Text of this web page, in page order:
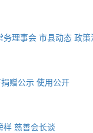
务理事会市县动态 政策
赠公示 使用公开
样 慈善会长谈